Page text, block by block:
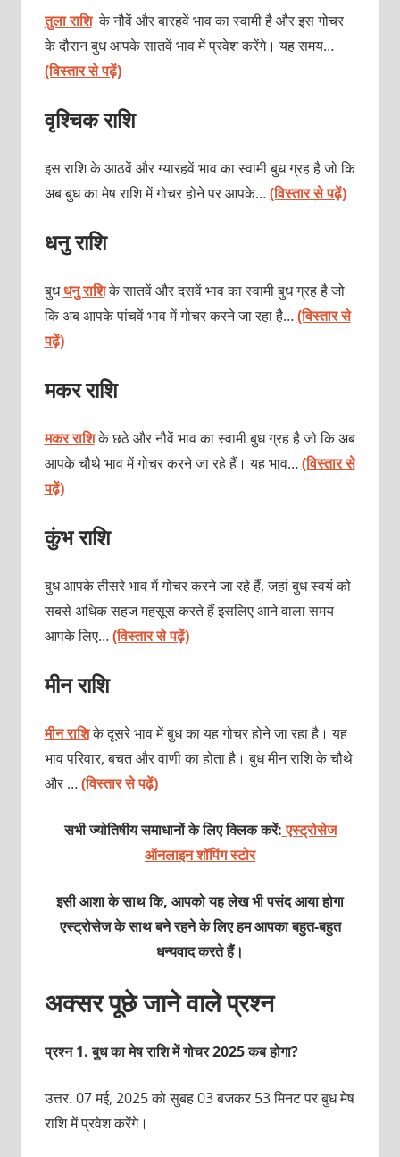
तुला राशिके नौवें और बारहवें भाव का स्वामी है और इस गोचर
के दौरान बुध आपके सातवें भाव में प्रवेश करेंगे। यह समय…
(विस्तार से पढ़ें)
वृश्चिक राशि
इस राशि के आठवें और ग्यारहवें भाव का स्वामी बुध ग्रह है जो कि
अब बुध का मेष राशि में गोचर होने पर आपके…(विस्तार से पढ़ें)
धनु राशि
बुधधनु राशिके सातवें और दसवें भाव का स्वामी बुध ग्रह है जो
कि अब आपके पांचवें भाव में गोचर करने जा रहा है…(विस्तार से
पढ़ें)
मकर राशि
मकर राशिके छठे और नौवें भाव का स्‍वामी बुध ग्रह है जो कि अब
आपके चौथे भाव में गोचर करने जा रहे हैं। यह भाव…(विस्तार से
पढ़ें)
कुंभ राशि
बुध आपके तीसरे भाव में गोचर करने जा रहे हैं, जहां बुध स्‍वयं को
सबसे अधिक सहज महसूस करते हैं इसलिए आने वाला समय
आपके लिए…(विस्तार से पढ़ें)
मीन राशि
मीन राशिके दूसरे भाव में बुध का यह गोचर होने जा रहा है। यह
भाव परिवार, बचत और वाणी का होता है। बुध मीन राशि के चौथे
और …(विस्तार से पढ़ें)
सभी ज्योतिषीय समाधानों के लिए क्लिक करें: एस्ट्रोसेज
ऑनलाइन शॉपिंग स्टोर
इसी आशा के साथ कि, आपको यह लेख भी पसंद आया होगा
एस्ट्रोसेज के साथ बने रहने के लिए हम आपका बहुत-बहुत
धन्यवाद करते हैं।
अक्सर पूछे जाने वाले प्रश्न
प्रश्‍न 1. बुध का मेष राशि में गोचर 2025 कब होगा?
उत्तर. 07 मई, 2025 को सुबह 03 बजकर 53 मिनट पर बुध मेष
राशि में प्रवेश करेंगे।